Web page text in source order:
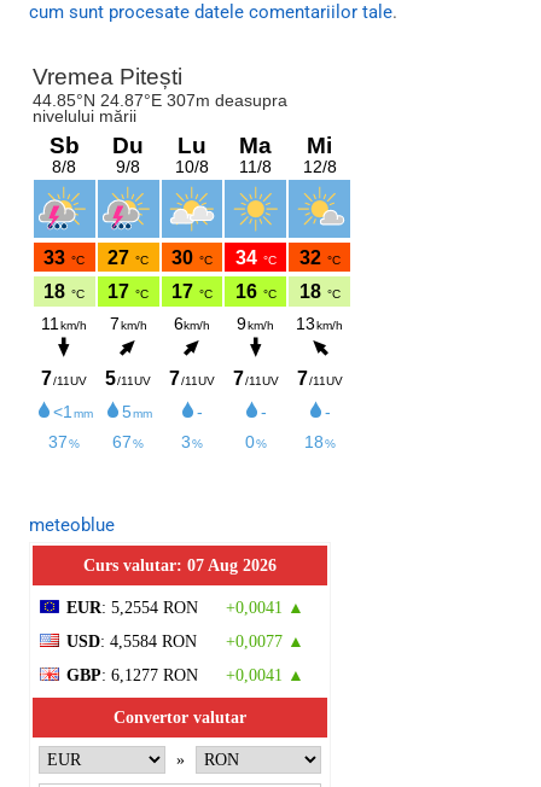
cum sunt procesate datele comentariilor tale.
meteoblue
Curs valutar: 07 Aug 2026
EUR: 5,2554 RON
+0,0041 ▲
USD: 4,5584 RON
+0,0077 ▲
GBP: 6,1277 RON +0,0041 ▲
Convertor valutar
»